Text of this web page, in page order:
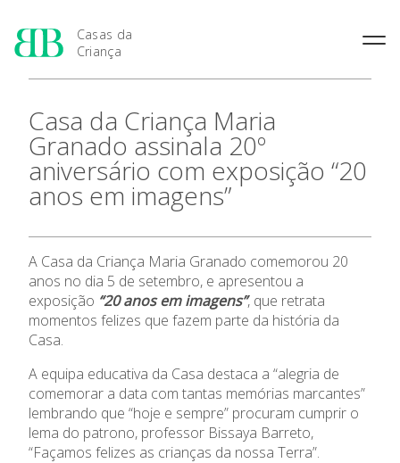
Casas da
Criança
Apresentação
Criança
Pensamento Pedagógico de
Bissaya Barreto
Natureza e fins pedagógicos
das Casas da Criança
Joaquina Barreto Rosa
Maria do Resgate Salazar
Maria Rita Patrocínio Costa
S. Julião
Maria Granado
Admissão
Admissão
Período de Inscrição
Candidatura
Renovação da Matrícula
Contactos
Notícias
Casa da Criança Maria
Granado assinala 20º
aniversário com exposição “20
anos em imagens”
A Casa da Criança Maria Granado comemorou 20
anos no dia 5 de setembro, e apresentou a
exposição “20 anos em imagens”, que retrata
momentos felizes que fazem parte da história da
Casa.
A equipa educativa da Casa destaca a “alegria de
comemorar a data com tantas memórias marcantes”
lembrando que “hoje e sempre” procuram cumprir o
lema do patrono, professor Bissaya Barreto,
“Façamos felizes as crianças da nossa Terra”.